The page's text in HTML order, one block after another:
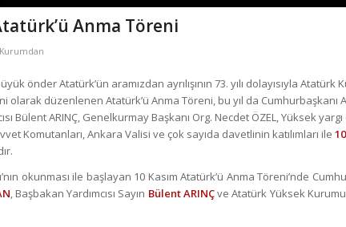
Anma Töreni
Kurumdan
önder Atatürk’ün aramızdan ayrılışının 73. yılı dolayısıyla
olarak düzenlenen Atatürk’ü Anma Töreni, bu yıl da Cumhurbaşkanı
Bülent ARINÇ, Genelkurmay Başkanı Org. Necdet ÖZEL, Yüksek
Komutanları, Ankara Valisi ve çok sayıda davetlinin katılımları ile
okunması ile başlayan 10 Kasım Atatürk’ü Anma Töreni’nde
, Başbakan Yardımcısı Sayın Bülent ARINÇve Atatürk Yüksek Kurumu